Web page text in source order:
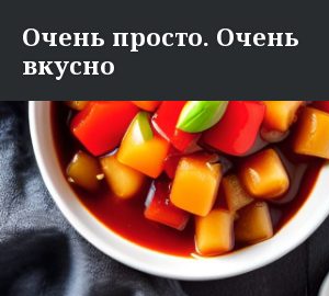
содержимому
Очень просто. Очень
вкусно